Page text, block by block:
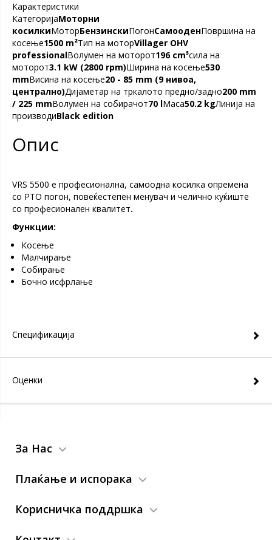
Карактеристики
КатегоријаMoторни
косилкиMoторБензинскиПогонСамооденПовршина на
косење1500 m²Тип на моторVillager OHV
professionalВолумен на моторот196 cm³сила на
моторот3.1 kW (2800 rpm)Ширина на косење530
mmВисина на косење20 - 85 mm (9 нивоа,
централно)Дијаметар на тркалото предно/задно200 mm
/ 225 mmВолумен на собирачот70 lMaсa50.2 kgЛинија на
производиBlack edition
Опис
VRS 5500 e професионална, самоодна косилка опремена
со PTO погон, повеќестепен менувач и челично куќиште
со професионален квалитет.
Функции:
Косење
Maлчирање
Собирање
Бочно исфрлање
Спецификација
Оценки
За Нас
Плаќање и испорака
Корисничка поддршка